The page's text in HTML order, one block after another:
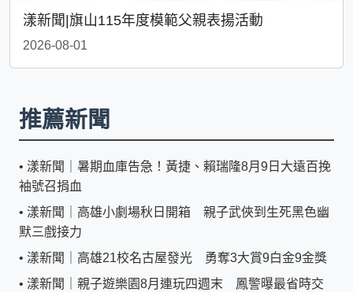
漾新聞|旗山115年度模範父親表揚活動
2026-08-01
推薦新聞
• 漾新聞｜暑期血庫告急！黃捷、賴瑞隆8月9日大遠百挽
袖號召捐血
• 漾新聞｜高雄小劇場秋日開箱 親子武俠到生死黑色幽
默三戲接力
• 漾新聞｜高雄21校名古屋發光 勇奪3大賞9白金9金獎
• 漾新聞｜親子遊樂園8月連玩四週末 鳳警曝最省時交